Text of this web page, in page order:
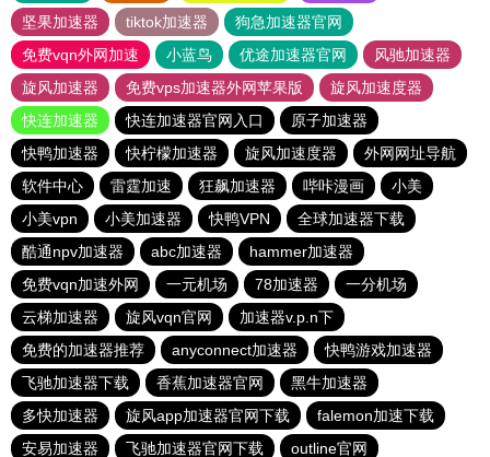
坚果加速器
tiktok加速器
狗急加速器官网
免费vqn外网加速
小蓝鸟 优途加速器官网
风驰加速器
旋风加速器
免费vps加速器外网苹果版
旋风加速度器
快连加速器
快连加速器官网入口
原子加速器
快鸭加速器
快柠檬加速器 旋风加速度器
外网网址导航
软件中心
雷霆加速 狂飙加速器 哔咔漫画
小美
小美vpn
小美加速器 快鸭VPN
全球加速器下载
酷通npv加速器
abc加速器
hammer加速器
免费vqn加速外网
一元机场 78加速器
一分机场
云梯加速器
旋风vqn官网
加速器v.p.n下
免费的加速器推荐
anyconnect加速器
快鸭游戏加速器
飞驰加速器下载
香蕉加速器官网
黑牛加速器
多快加速器
旋风app加速器官网下载
falemon加速下载
安易加速器
飞驰加速器官网下载 outline官网